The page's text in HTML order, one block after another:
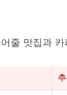
줄 맛집과